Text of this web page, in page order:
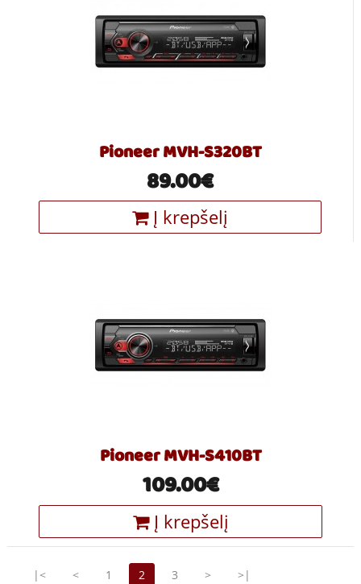
Pioneer MVH-S320BT
89.00€
Į krepšelį
Pioneer MVH-S410BT
109.00€
Į krepšelį
|< < 1 2 3 > >|